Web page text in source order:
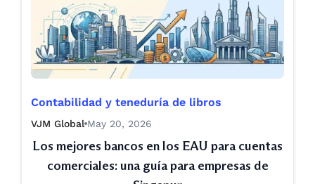
Contabilidad y teneduría de libros
VJM Global May 20, 2026
Los mejores bancos en los EAU para cuentas
comerciales: una guía para empresas de